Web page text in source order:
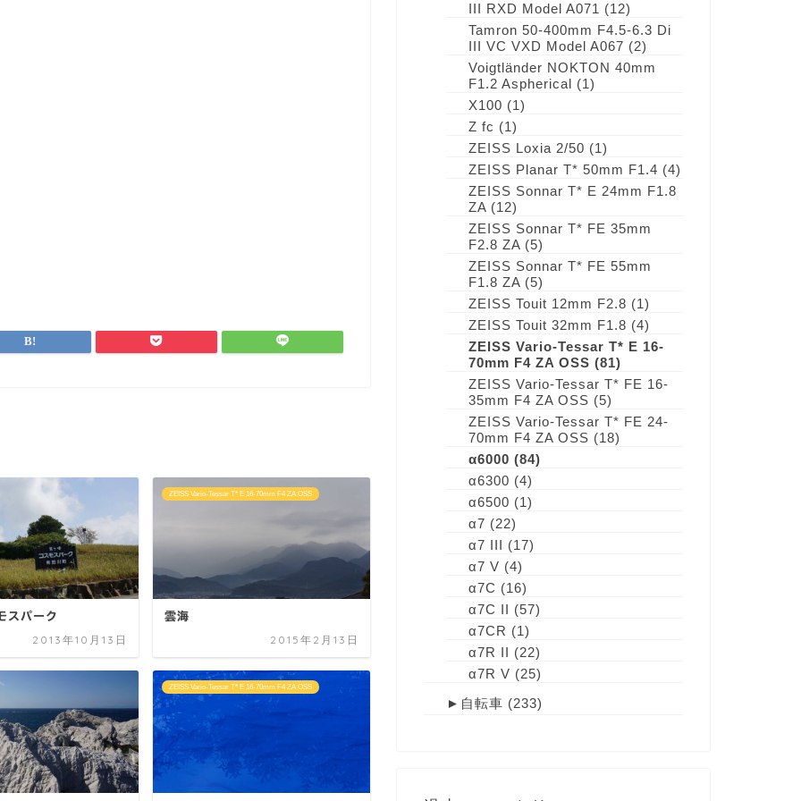
スパーク
2013年10月13日
ZEISS Vario-Tessar T* E 16-70mm F4 ZA OSS
雲海
2015年2月13日
ZEISS Vario-Tessar T* E 16-70mm F4 ZA OSS
III RXD Model A071 (12)
Tamron 50-400mm F4.5-6.3 Di
III VC VXD Model A067 (2)
Voigtländer NOKTON 40mm
F1.2 Aspherical (1)
X100 (1)
Z fc (1)
ZEISS Loxia 2/50 (1)
ZEISS Planar T* 50mm F1.4 (4)
ZEISS Sonnar T* E 24mm F1.8
ZA(12)
ZEISS Sonnar T* FE 35mm
F2.8 ZA(5)
ZEISS Sonnar T* FE 55mm
F1.8 ZA(5)
ZEISS Touit 12mm F2.8 (1)
ZEISS Touit 32mm F1.8 (4)
ZEISS Vario-Tessar T* E 16-
70mm F4 ZA OSS (81)
ZEISS Vario-Tessar T* FE 16-
35mm F4 ZA OSS (5)
ZEISS Vario-Tessar T* FE 24-
70mm F4 ZA OSS (18)
α6000 (84)
α6300 (4)
α6500 (1)
α7 (22)
α7 III (17)
α7 V (4)
α7C (16)
α7C II (57)
α7CR (1)
α7R II (22)
α7R V (25)
► 自転車 (233)